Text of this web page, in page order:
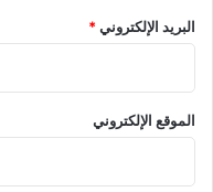
البريد الإلكتروني*
الموقع الإلكتروني